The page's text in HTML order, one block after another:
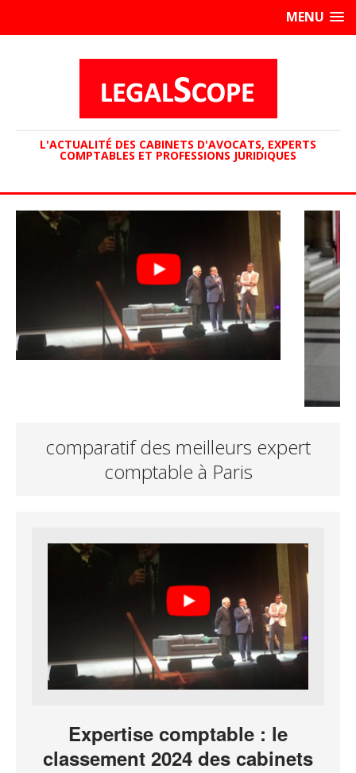
MENU
L'ACTUALITÉ DES CABINETS D'AVOCATS, EXPERTS
COMPTABLES ET PROFESSIONS JURIDIQUES
comparatif des meilleurs expert
comptable à Paris
Expertise comptable : le
classement 2024 des cabinets